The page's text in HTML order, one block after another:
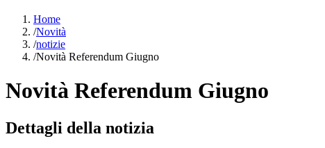
Home
/Novità
/notizie
/Novità Referendum Giugno
Novità Referendum Giugno
Dettagli della notizia